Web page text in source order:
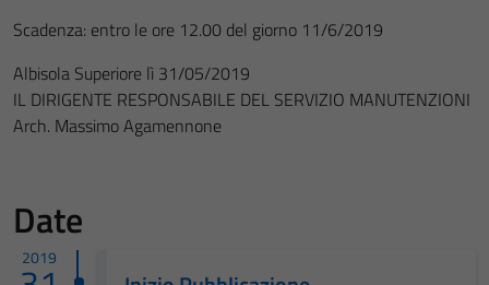
Scadenza: entro le ore 12.00 del giorno 11/6/2019
Albisola Superiore lì 31/05/2019
IL DIRIGENTE RESPONSABILE DEL SERVIZIO MANUTENZIONI
Arch. Massimo Agamennone
Date
2019